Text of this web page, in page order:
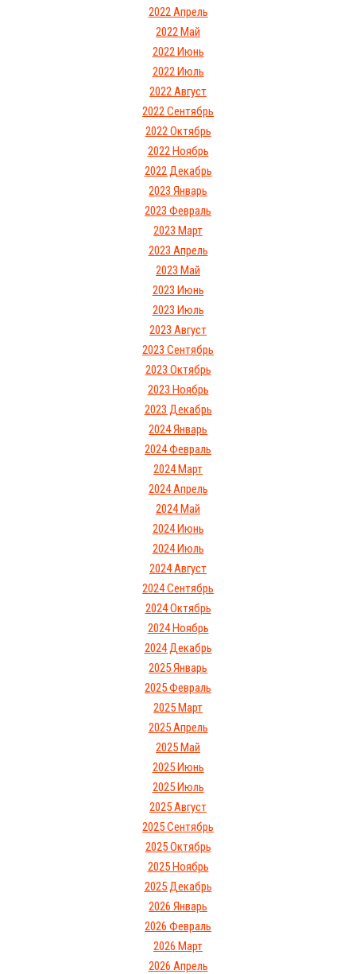
2022 Апрель
2022 Май
2022 Июнь
2022 Июль
2022 Август
2022 Сентябрь
2022 Октябрь
2022 Ноябрь
2022 Декабрь
2023 Январь
2023 Февраль
2023 Март
2023 Апрель
2023 Май
2023 Июнь
2023 Июль
2023 Август
2023 Сентябрь
2023 Октябрь
2023 Ноябрь
2023 Декабрь
2024 Январь
2024 Февраль
2024 Март
2024 Апрель
2024 Май
2024 Июнь
2024 Июль
2024 Август
2024 Сентябрь
2024 Октябрь
2024 Ноябрь
2024 Декабрь
2025 Январь
2025 Февраль
2025 Март
2025 Апрель
2025 Май
2025 Июнь
2025 Июль
2025 Август
2025 Сентябрь
2025 Октябрь
2025 Ноябрь
2025 Декабрь
2026 Январь
2026 Февраль
2026 Март
2026 Апрель